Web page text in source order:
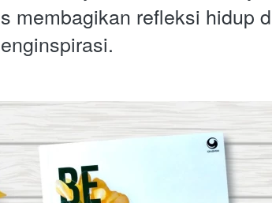
membagikan refleksi hidup